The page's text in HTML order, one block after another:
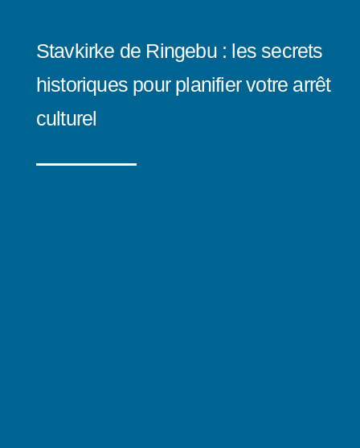
Stavkirke de Ringebu : les secrets
historiques pour planifier votre arrêt
culturel